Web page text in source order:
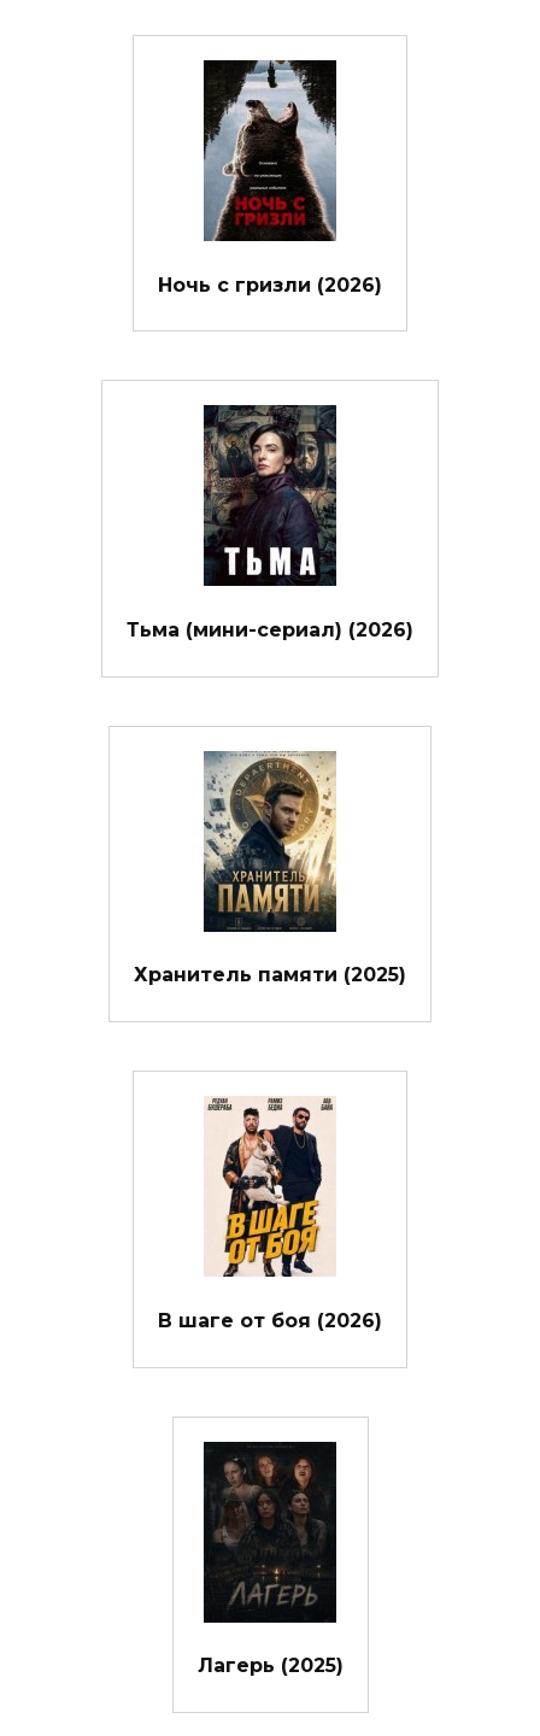
Ночь с гризли (2026)
Тьма (мини-сериал) (2026)
Хранитель памяти (2025)
В шаге от боя (2026)
Лагерь (2025)